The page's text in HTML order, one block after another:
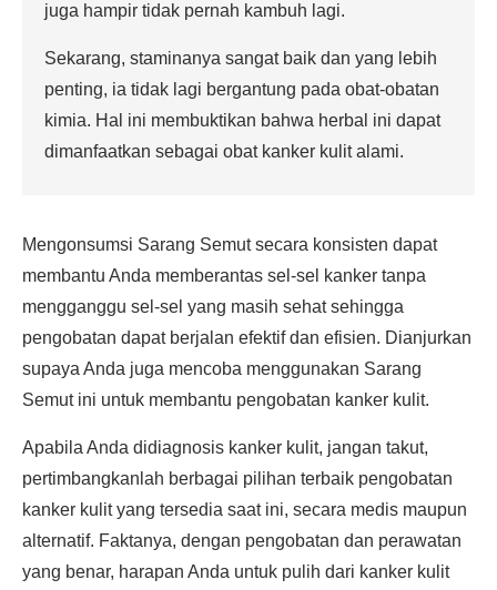
juga hampir tidak pernah kambuh lagi.
Sekarang, staminanya sangat baik dan yang lebih
penting, ia tidak lagi bergantung pada obat-obatan
kimia. Hal ini membuktikan bahwa herbal ini dapat
dimanfaatkan sebagai obat kanker kulit alami.
Mengonsumsi Sarang Semut secara konsisten dapat
membantu Anda memberantas sel-sel kanker tanpa
mengganggu sel-sel yang masih sehat sehingga
pengobatan dapat berjalan efektif dan efisien. Dianjurkan
supaya Anda juga mencoba menggunakan Sarang
Semut ini untuk membantu pengobatan kanker kulit.
Apabila Anda didiagnosis kanker kulit, jangan takut,
pertimbangkanlah berbagai pilihan terbaik pengobatan
kanker kulit yang tersedia saat ini, secara medis maupun
alternatif. Faktanya, dengan pengobatan dan perawatan
yang benar, harapan Anda untuk pulih dari kanker kulit